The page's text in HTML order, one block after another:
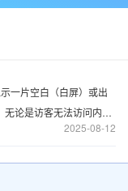
08-12
2025
一片空白（白屏）或出
论是访客无法访问内
影响网站运行和用户体